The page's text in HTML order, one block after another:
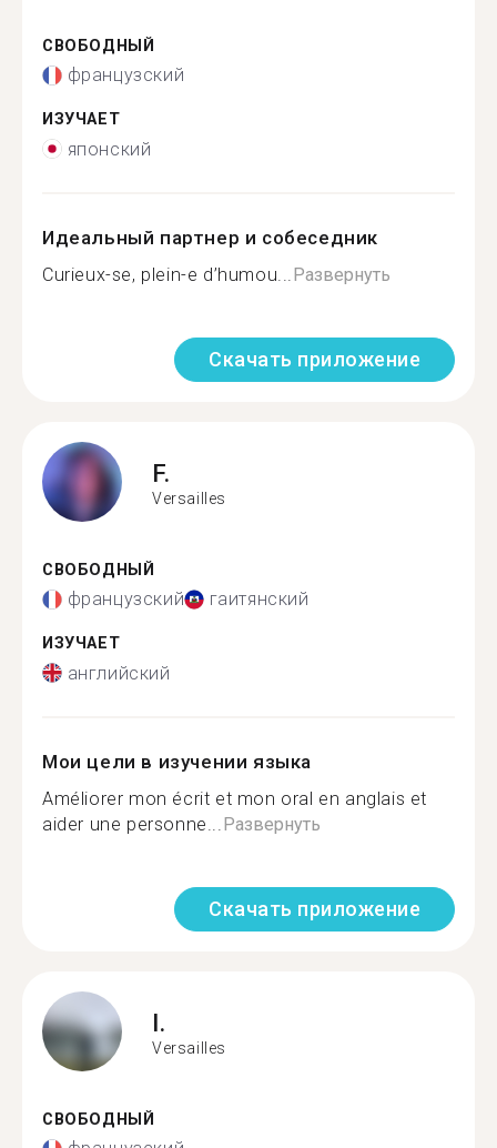
СВОБОДНЫЙ
французский
ИЗУЧАЕТ
японский
Идеальный партнер и собеседник
Curieux-se, plein-e d’humou... Развернуть
Скачать приложение
F.
Versailles
СВОБОДНЫЙ
французский гаитянский
ИЗУЧАЕТ
английский
Мои цели в изучении языка
Améliorer mon écrit et mon oral en anglais et
aider une personne... Развернуть
Скачать приложение
I.
Versailles
СВОБОДНЫЙ